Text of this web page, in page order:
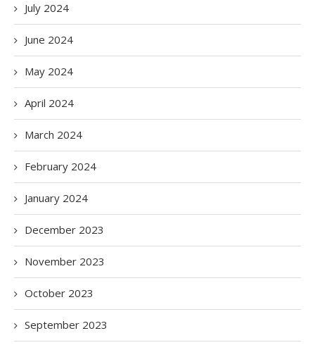
July 2024
June 2024
May 2024
April 2024
March 2024
February 2024
January 2024
December 2023
November 2023
October 2023
September 2023